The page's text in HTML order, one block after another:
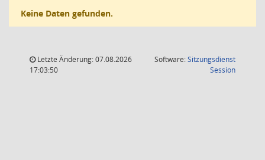
Keine Daten gefunden.
Letzte Änderung: 07.08.2026
17:03:50
Software:Sitzungsdienst
Session(Wird in